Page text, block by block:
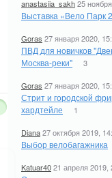
anastasiia_sakh25
Выставка «Вело Парк
Goras 27 января 2020,
ПВД для новичков
Москва-реки"
3
Goras 27 января 2020,
Стрит и городской
хардтейле
1
Diana27 октября 2019,
Выбор велобагажника
Katuar4021 апреля 2019,